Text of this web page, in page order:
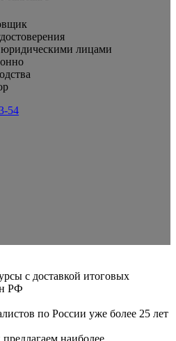
юридическими лицами
54
с доставкой итоговых
РФ
по России уже более 25 лет
наиболее